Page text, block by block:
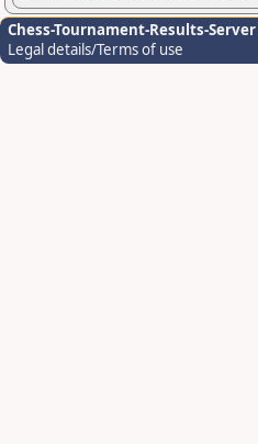
Chess-Tournament-Results-Server
Legal details/Terms of use